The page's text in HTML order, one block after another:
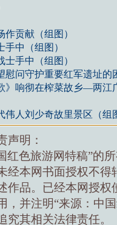
贡献（组图）
中（组图）
手中（组图）
慰问守护重要红军遗址的
》响彻在榨菜故乡—两江
伟人刘少奇故里景区（组
声明：
红色旅游网特稿”的
经本网书面授权不得
作品。已经本网授权
，并注明“来源：中
其相关法律责任。